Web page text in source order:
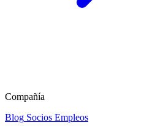
Compañía
Blog Socios Empleos